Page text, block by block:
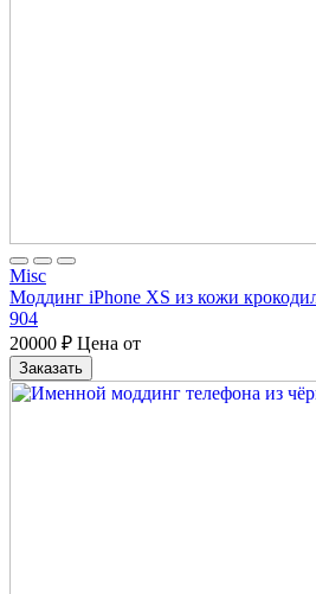
Misc
Моддинг iPhone XS из кожи
904
20000 ₽ Цена от
Заказать